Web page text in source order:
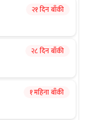
२१ दिन बाँकी
२८ दिन बाँकी
१ महिना बाँकी